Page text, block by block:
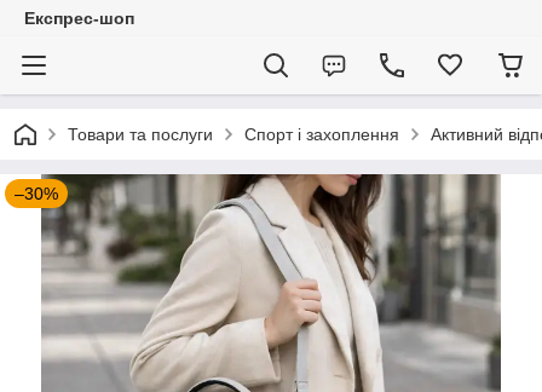
Експрес-шоп
Товари та послуги Спорт і захоплення Активний
–30%